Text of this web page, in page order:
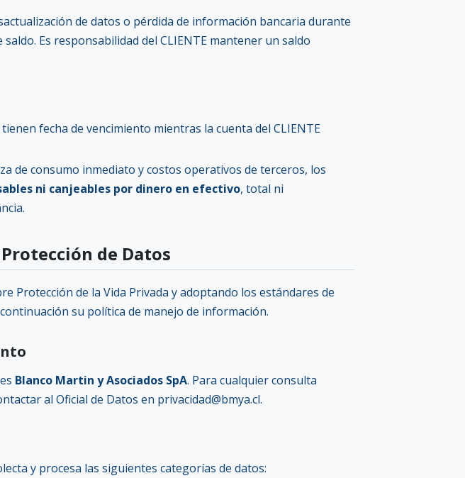
de datos o pérdida de información bancaria durante
Es responsabilidad del CLIENTE mantener un saldo
fecha de vencimiento mientras la cuenta del CLIENTE
de consumo inmediato y costos operativos de terceros, los
ni canjeables por dinero en efectivo, total ni
de Datos
Protección de la Vida Privada y adoptando los estándares de
su política de manejo de información.
Blanco Martin y Asociados SpA. Para cualquier consulta
al Oficial de Datos en privacidad@bmya.cl.
y procesa las siguientes categorías de datos: